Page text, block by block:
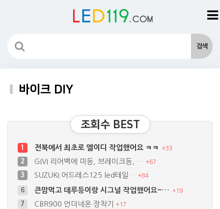
바이크 DIY
조회수 BEST
7 CBR900 언더네온 장착기+17
8 트로이(RT125D) 브레이크등 및 미…
1 전북에서 최초로 엘이디 작업했어요 ㅋㅋ +33
2 GIVI 리어백에 미등, 브레이크등, … +67
3 SUZUKI 어드레스125 led테일… +84